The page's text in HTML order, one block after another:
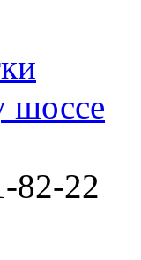
шоссе
82-22